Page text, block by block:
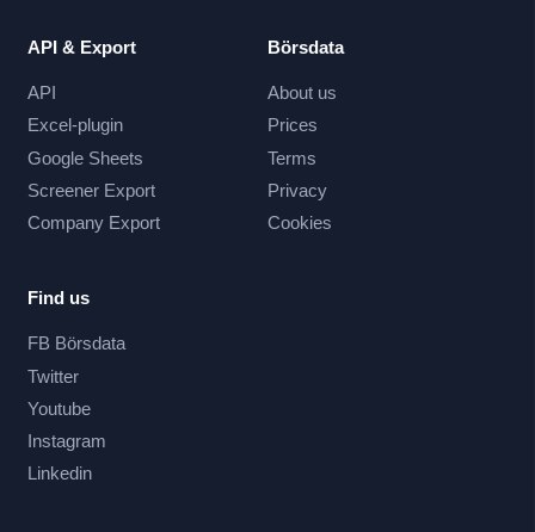
API & Export
API
Excel-plugin
Google Sheets
Screener Export
Company Export
Börsdata
About us
Prices
Terms
Privacy
Cookies
Find us
FB Börsdata
Twitter
Youtube
Instagram
Linkedin